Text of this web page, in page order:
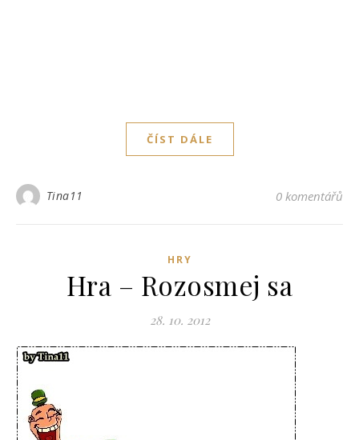
ČÍST DÁLE
Tina11 0 komentářů
HRY
Hra – Rozosmej sa
28. 10. 2012